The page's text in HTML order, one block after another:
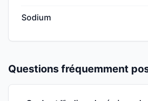
Sodium
Questions fréquemment